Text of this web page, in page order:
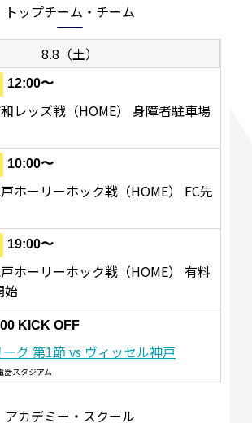
トップチーム・チーム
8.8（土）
12:00〜
レッズ戦（HOME） 身障者駐車場
10:00〜
ホーリーホック戦（HOME） FC先
19:00〜
ホーリーホック戦（HOME） 有料
始
KICK OFF
グ 第1節 vs ヴィッセル神戸
器スタジアム
アカデミー・スクール